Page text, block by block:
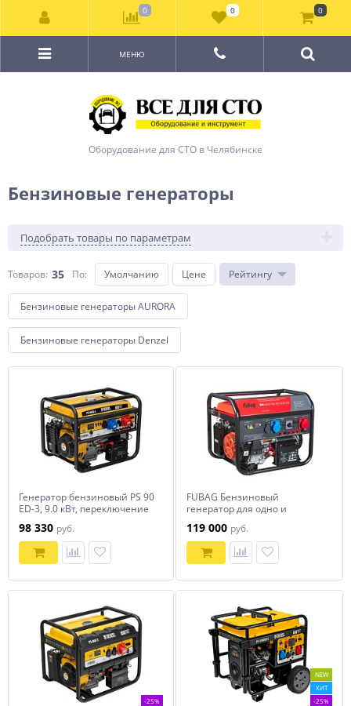
Оборудование для СТО в Челябинске
МЕНЮ
Бензиновые генераторы
Подобрать товары по параметрам
Товаров: 35 По: Умолчанию Цене Рейтингу
Бензиновые генераторы AURORA
Бензиновые генераторы Denzel
Генератор бензиновый PS 90
ED-3, 9.0 кВт, переключение
электростартер Denzel
98 330 руб.
FUBAG Бензиновый
генератор для одно и
BS 8500 XD ES DUPLEX
119 000 руб.
-25%
NEW
ХИТ
-25%
0 0 0